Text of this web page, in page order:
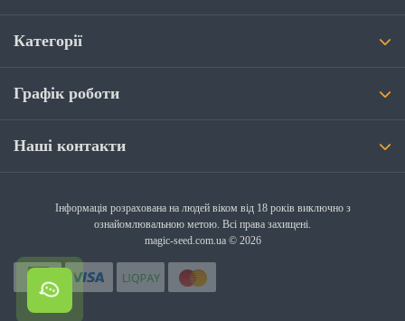
Категорії
Графік роботи
Наші контакти
Інформація розрахована на людей віком від 18 років виключно з
ознайомлювальною метою. Всі права захищені.
magic-seed.com.ua © 2026